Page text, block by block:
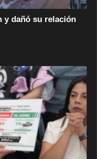
y dañó su relación